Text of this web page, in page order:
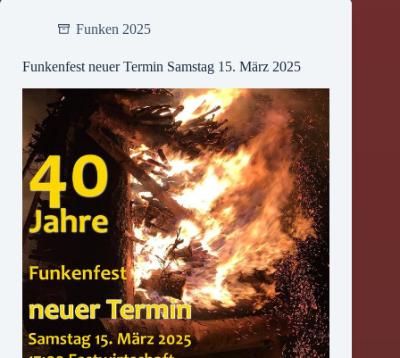
Funken 2025
Funkenfest neuer Termin Samstag 15. März 2025